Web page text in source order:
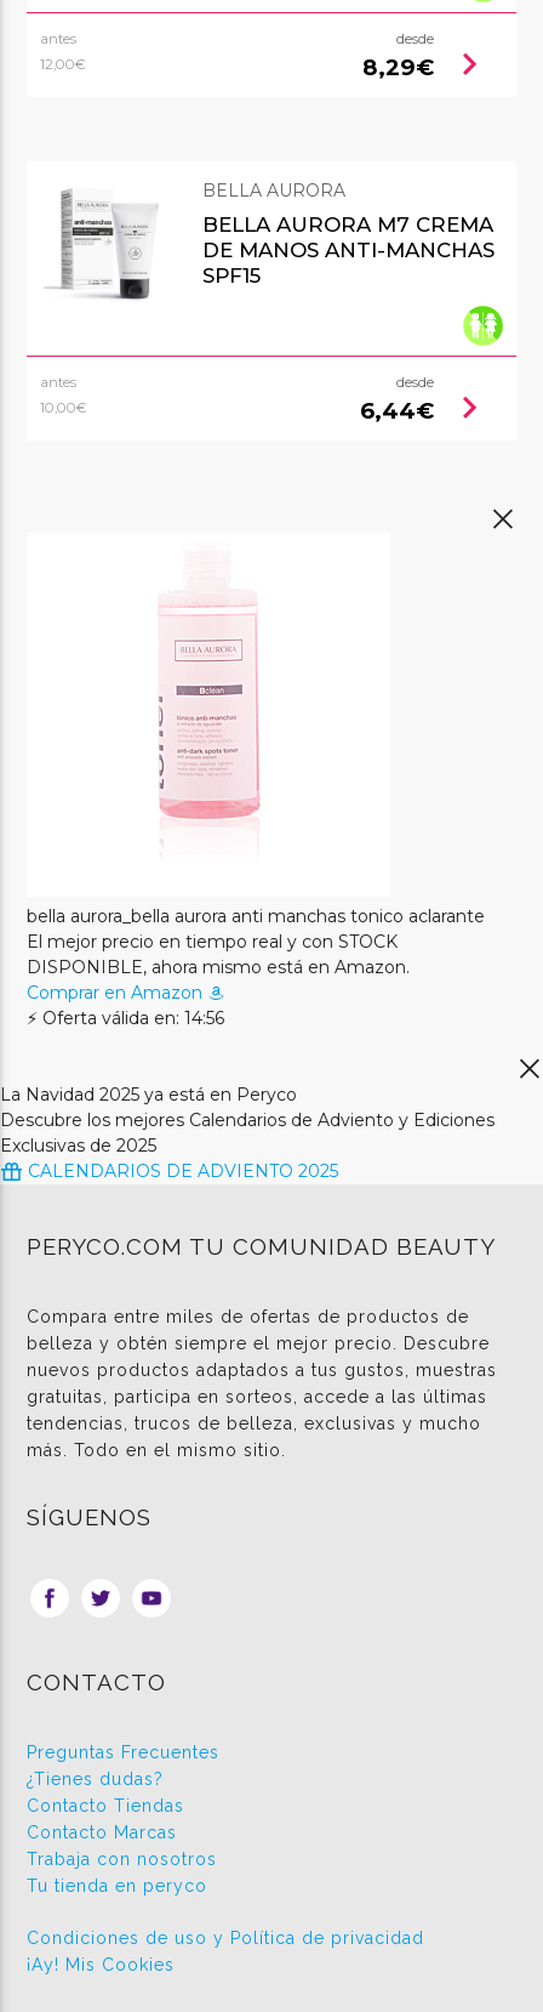
antes
12,00€
desde
8,29€ chevron_right
BELLA AURORA
BELLA AURORA M7 CREMA
DE MANOS ANTI-MANCHAS
SPF15
antes
10,00€
desde
6,44€ chevron_right
bella aurora_bella aurora anti manchas tonico aclarante
El mejor precio en tiempo real y con STOCK
DISPONIBLE, ahora mismo está en Amazon.
Comprar en Amazon
⚡ Oferta válida en: 14:56
La Navidad 2025 ya está en Peryco
Descubre los mejores Calendarios de Adviento y Ediciones
Exclusivas de 2025
CALENDARIOS DE ADVIENTO 2025
PERYCO.COM TU COMUNIDAD BEAUTY
Compara entre miles de ofertas de productos de
belleza y obtén siempre el mejor precio. Descubre
nuevos productos adaptados a tus gustos, muestras
gratuitas, participa en sorteos, accede a las últimas
tendencias, trucos de belleza, exclusivas y mucho
más. Todo en el mismo sitio.
SÍGUENOS
CONTACTO
Preguntas Frecuentes
¿Tienes dudas?
Contacto Tiendas
Contacto Marcas
Trabaja con nosotros
Tu tienda en peryco
Condiciones de uso y Política de privacidad
¡Ay! Mis Cookies